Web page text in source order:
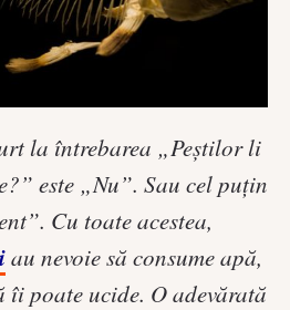
la întrebarea „Peștilor li
este „Nu”. Sau cel puțin
Cu toate acestea,
au nevoie să consume apă,
îi poate ucide. O adevărată